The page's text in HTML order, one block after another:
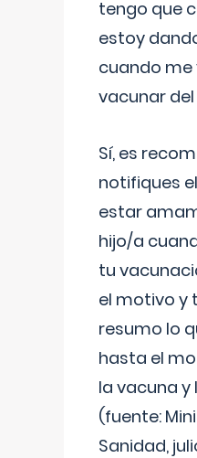
tengo que
estoy
cuando me
vacunar
Sí, es
notifiques
estar
hijo/a
tu
el motivo y
resumo lo
hasta el
la vacuna
(fuente:
Sanidad,